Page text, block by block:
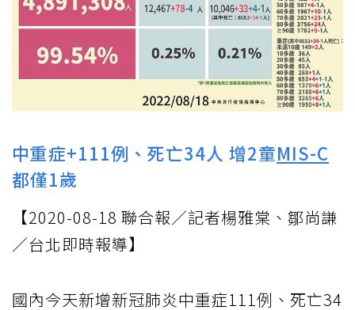
中重症+111例、死亡34人 增2童MIS-C
都僅1歲
【2020-08-18 聯合報／記者楊雅棠、鄒尚謙
／台北即時報導】
國內今天新增新冠肺炎中重症111例、死亡34